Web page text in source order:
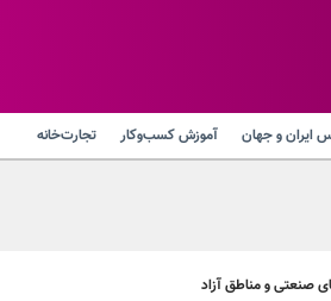
ایران و جهان آموزش کسب‌وکار تجارت‌خانه
صنعتی و مناطق آزاد